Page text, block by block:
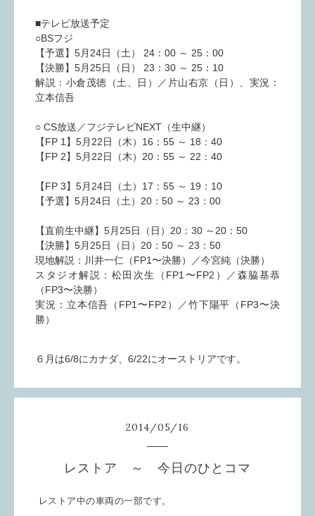
■テレビ放送予定
○BSフジ
【予選】5月24日（土）
24：00 ～ 25：00
【決勝】5月25日（日）
23：30 ～ 25：10
解説：小倉茂徳（土、日）／片山右京（日）、実況：
立本信吾
○ CS放送／フジテレビNEXT（生中継）
【FP 1】5月22日（木）16：55 ～ 18：40
【FP 2】5月22日（木）20：55 ～ 22：40
【FP 3】5月24日（土）17：55 ～ 19：10
【予選】5月24日（土）20：50 ～ 23：00
【直前生中継】5月25日（日）20：30 ～20：50
【決勝】5月25日（日）20：50 ～ 23：50
現地解説：川井一仁（FP1〜決勝）／今宮純（決勝）
スタジオ解説：松田次生（FP1〜FP2）／森脇基恭
（FP3〜決勝）
実況：立本信吾（FP1〜FP2）／竹下陽平（FP3〜決
勝）
６月は6/8にカナダ、6/22にオーストリアです。
2014/05/16
レストア ～ 今日のひとコマ
レストア中の車両の一部です。